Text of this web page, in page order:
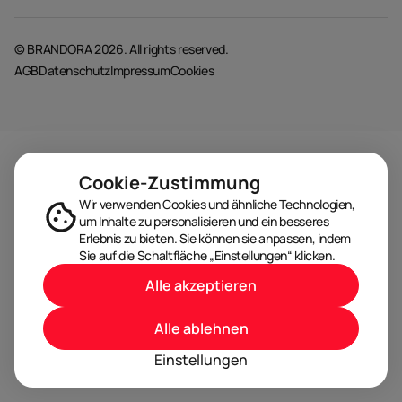
© BRANDORA 2026. All rights reserved.
AGBDatenschutzImpressumCookies
Cookie-Zustimmung
Wir verwenden Cookies und ähnliche Technologien,
um Inhalte zu personalisieren und ein besseres
Erlebnis zu bieten. Sie können sie anpassen, indem
Sie auf die Schaltfläche „Einstellungen“ klicken.
Einstellungen
Alle ablehnen
Alle akzeptieren